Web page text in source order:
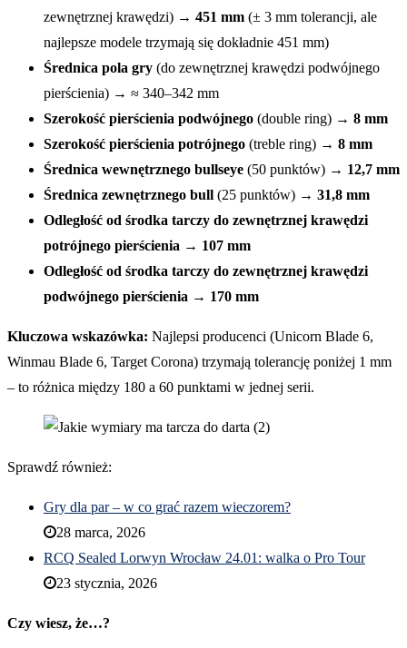
zewnętrznej krawędzi) → 451 mm (± 3 mm tolerancji, ale
najlepsze modele trzymają się dokładnie 451 mm)
Średnica pola gry (do zewnętrznej krawędzi podwójnego
pierścienia) → ≈ 340–342 mm
Szerokość pierścienia podwójnego (double ring) → 8 mm
Szerokość pierścienia potrójnego (treble ring) → 8 mm
Średnica wewnętrznego bullseye (50 punktów) → 12,7 mm
Średnica zewnętrznego bull (25 punktów) → 31,8 mm
Odległość od środka tarczy do zewnętrznej krawędzi
potrójnego pierścienia → 107 mm
Odległość od środka tarczy do zewnętrznej krawędzi
podwójnego pierścienia → 170 mm
Kluczowa wskazówka: Najlepsi producenci (Unicorn Blade 6,
Winmau Blade 6, Target Corona) trzymają tolerancję poniżej 1 mm
– to różnica między 180 a 60 punktami w jednej serii.
Sprawdź również:
Gry dla par – w co grać razem wieczorem?
28 marca, 2026
RCQ Sealed Lorwyn Wrocław 24.01: walka o Pro Tour
23 stycznia, 2026
Czy wiesz, że…?